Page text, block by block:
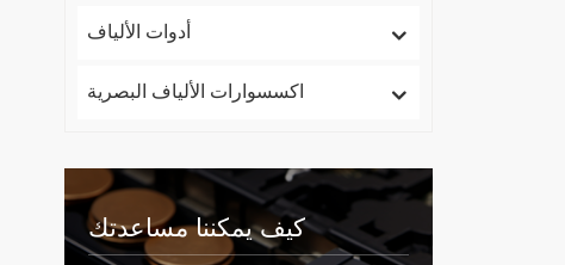
أدوات الألياف
اكسسوارات الألياف البصرية
كيف يمكننا مساعدتك